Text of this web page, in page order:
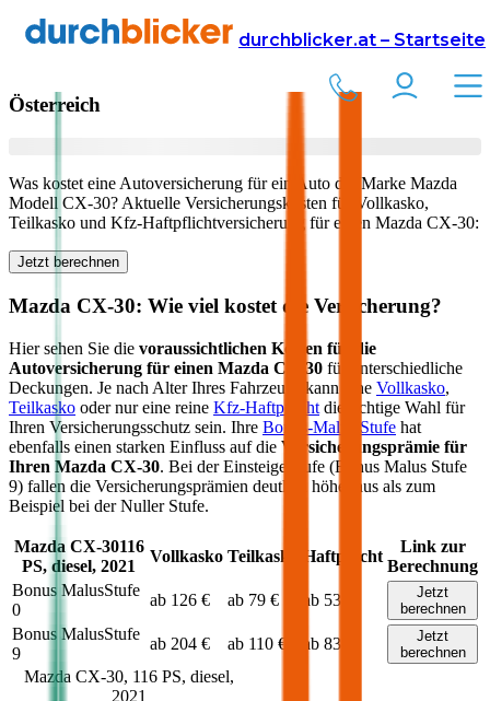
durchblicker.at – Startseite
Versicherung Autoversicherung Mazda
Mazda CX-30
in
Österreich
Was kostet eine Autoversicherung für ein Auto der Marke Mazda
Modell CX-30? Aktuelle Versicherungskosten für Vollkasko,
Teilkasko und Kfz-Haftpflichtversicherung für einen Mazda CX-30:
Jetzt berechnen
Mazda CX-30: Wie viel kostet die Versicherung?
Hier sehen Sie die voraussichtlichen Kosten für die
Autoversicherung für einen Mazda CX-30 für unterschiedliche
Deckungen. Je nach Alter Ihres Fahrzeugs kann eine Vollkasko,
Teilkasko oder nur eine reine Kfz-Haftpflicht die richtige Wahl für
Ihren Versicherungsschutz sein. Ihre Bonus-Malus Stufe hat
ebenfalls einen starken Einfluss auf die Versicherungsprämie für
Ihren Mazda CX-30. Bei der Einsteigerstufe (Bonus Malus Stufe
9) fallen die Versicherungsprämien deutlich höher aus als zum
Beispiel bei der Nuller Stufe.
Mazda CX-30116
PS, diesel, 2021
Vollkasko Teilkasko Haftpflicht
Link zur
Berechnung
Bonus MalusStufe
0
ab 126 € ab 79 € ab 53 €
Jetzt
berechnen
Bonus MalusStufe
9
ab 204 € ab 110 € ab 83 €
Jetzt
berechnen
Mazda CX-30, 116PS, diesel,
2021